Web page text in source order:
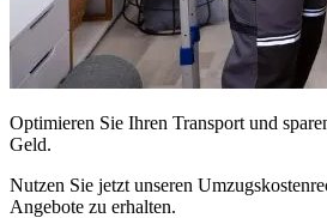
Optimieren Sie Ihren Transport und
Geld.
Nutzen Sie jetzt unseren
Angebote zu erhalten.